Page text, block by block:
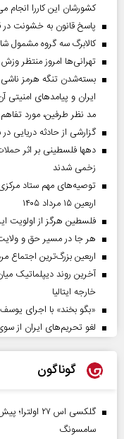
کشورشان این کاررا انجام
پاسخ قانون به خشونت در
کالابرگ سه گروه مشمول
تهرانی‌ها امروز منتظر
بسته‌شدن تنگه هرمز ناشی
ایران و پیامد‌های
مد نظر طرفین، مورد تفاهم
گزارشی از حادثه دریایی
دهها فلسطینی بر اثر
زخمی شدند
توصیه‌های مهم ستاد
اربعین ۱۵ مرداد ۱۴۰۵
فلسطین هرگز از اولویت
هر جا در مسیر حق و
اربعین بزرگ‌ترین
آخرین روند دیپلماتیک
خارجه ایتالیا
«بگو بخند» با اجرای
لغو تحریم‌های ایران از
گوناگون
گلکسی اس ۲۷
سامسونگ